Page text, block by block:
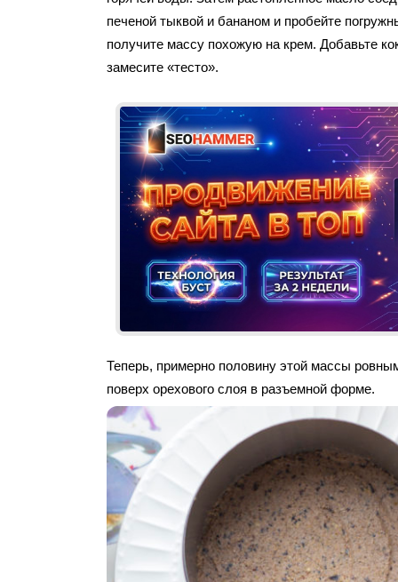
печеной тыквой и бананом и пробейте
получите массу похожую на крем. Добавьте
замесите «тесто».
Теперь, примерно половину этой массы
поверх орехового слоя в разъемной форме.